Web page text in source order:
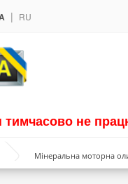
| RU
тимчасово не
Мінеральна моторна